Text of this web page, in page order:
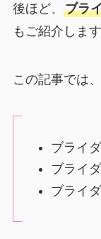
後ほど、 ブラ
もご紹介しま
この記事では、
ブライ
ブライ
ブライ